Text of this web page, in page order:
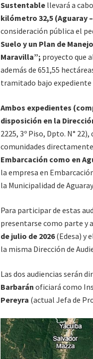
Sustentable llevará a
kilómetro 32,5 (Aguaray
consideración pública el
Suelo y un Plan de
Maravilla”; proyecto que
además de 651,55
tramitado bajo expediente
Ambos expedientes
disposición en la
2225, 3º Piso, Dpto. N°
comunidades
Embarcación como en
la empresa en
la Municipalidad de
Para participar de estas
presentarse como parte y
de julio de 2026(Edesa) y
la misma Dirección de
Las dos audiencias serán
Barbarán oficiará como
Pereyra (actual Jefa de